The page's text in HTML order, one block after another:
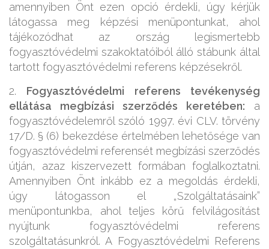
amennyiben Önt ezen opció érdekli, úgy kérjük
látogassa meg képzési menüpontunkat, ahol
tájékozódhat az ország legismertebb
fogyasztóvédelmi szakoktatóiból álló stábunk által
tartott fogyasztóvédelmi referens képzésekről.
2. Fogyasztóvédelmi referens tevékenység
ellátása megbízási szerződés keretében: a
fogyasztóvédelemről szóló 1997. évi CLV. törvény
17/D. § (6) bekezdése értelmében lehetősége van
fogyasztóvédelmi referensét megbízási szerződés
útján, azaz kiszervezett formában foglalkoztatni.
Amennyiben Önt inkább ez a megoldás érdekli,
úgy látogasson el „Szolgáltatásaink”
menüpontunkba, ahol teljes körű felvilágosítást
nyújtunk fogyasztóvédelmi referens
szolgáltatásunkról. A Fogyasztóvédelmi Referens